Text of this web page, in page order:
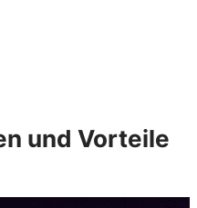
und Vorteile